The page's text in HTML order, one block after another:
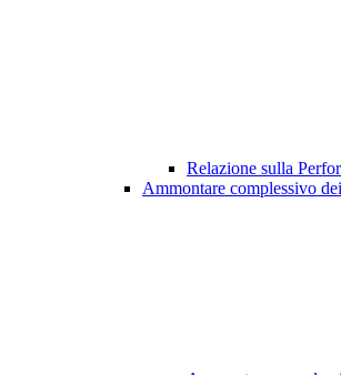
Relazione sulla
Ammontare complessivo